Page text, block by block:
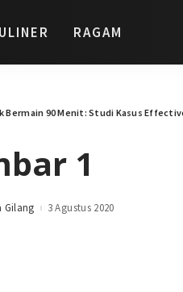
RAGAM
Bermain 90 Menit: Studi Kasus
1
Gilang 3 Agustus 2020